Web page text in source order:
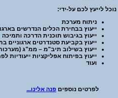
נוכל לייעץ לכם על-ידי:
ניתוח מערכת
ייעוץ בבחירת הכלים הנדרשים
ייעוץ בגיבוש תוכנית הדרכה ותמיכה
ייעוץ בקביעת סטנדרטים ארגוניים
ייעוץ בשילוב תיב"מ – ממ"ג
ייעוץ בפיתוח אפליקציות ייעודיות
ועוד
לפרטים נוספים פנה אלינו...